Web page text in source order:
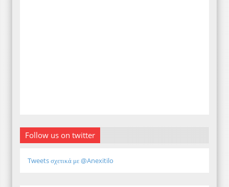
Follow us on twitter
Tweets σχετικά με @Anexitilo